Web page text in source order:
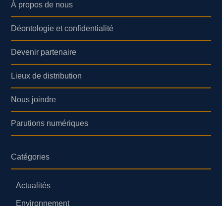
À propos de nous
Déontologie et confidentialité
Devenir partenaire
Lieux de distribution
Nous joindre
Parutions numériques
Catégories
Actualités
Environnement